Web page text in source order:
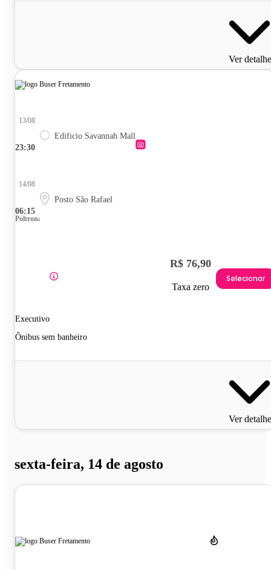
Ver
23:30
13/08
Edificio Savannah Mall
06:15
14/08
Posto São Rafael
Poltrona
Executivo
Ônibus sem banheiro
R$ 76,90
Taxa zero
Selecionar
Ver
sexta-feira, 14 de agosto